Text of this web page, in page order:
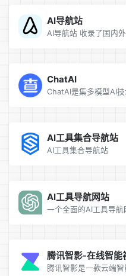
AI导航站
AI导航站 收录了国内
ChatAI
ChatAI是集多模型AI
AI工具集合导航站
AI工具集合导航站
AI工具导航网站
一个全面的AI工具导航
腾讯智影-在线智能